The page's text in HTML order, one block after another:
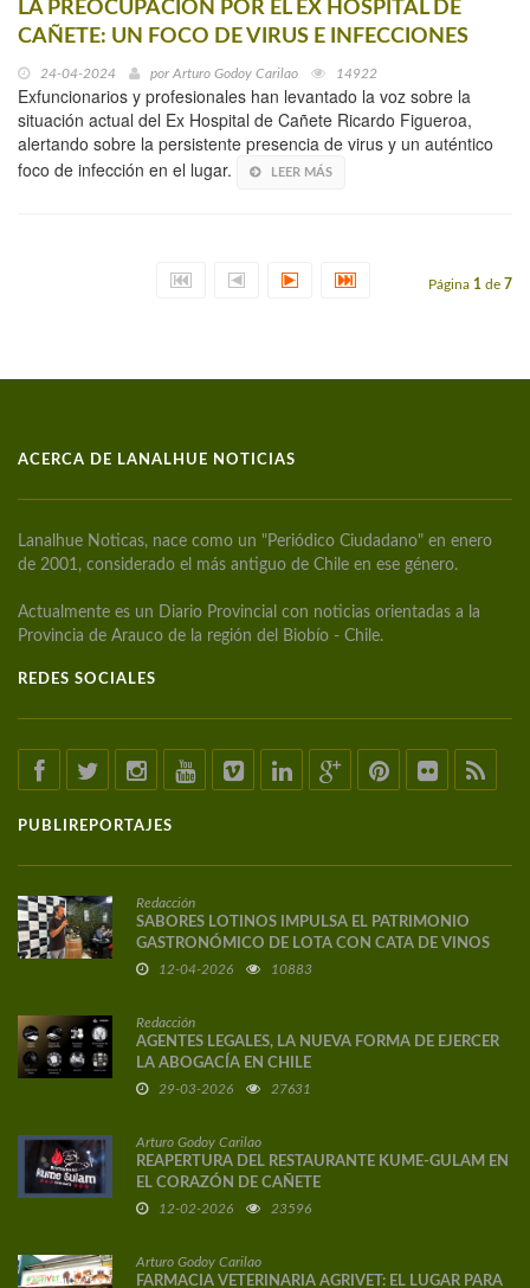
LA PREOCUPACIÓN POR EL EX HOSPITAL DE
CAÑETE: UN FOCO DE VIRUS E INFECCIONES
24-04-2024 por Arturo Godoy Carilao 14922
Exfuncionarios y profesionales han levantado la voz sobre la
situación actual del Ex Hospital de Cañete Ricardo Figueroa,
alertando sobre la persistente presencia de virus y un auténtico
foco de infección en el lugar.
LEER MÁS
Página 1 de 7
ACERCA DE LANALHUE NOTICIAS
Lanalhue Noticas, nace como un "Periódico Ciudadano" en enero
de 2001, considerado el más antiguo de Chile en ese género.
Actualmente es un Diario Provincial con noticias orientadas a la
Provincia de Arauco de la región del Biobío - Chile.
REDES SOCIALES
PUBLIREPORTAJES
Redacción
SABORES LOTINOS IMPULSA EL PATRIMONIO
GASTRONÓMICO DE LOTA CON CATA DE VINOS
DE AUTOR
12-04-2026 10883
Redacción
AGENTES LEGALES, LA NUEVA FORMA DE EJERCER
LA ABOGACÍA EN CHILE
29-03-2026 27631
Arturo Godoy Carilao
REAPERTURA DEL RESTAURANTE KUME-GULAM EN
EL CORAZÓN DE CAÑETE
12-02-2026 23596
Arturo Godoy Carilao
FARMACIA VETERINARIA AGRIVET: EL LUGAR PARA